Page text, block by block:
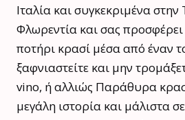
Ιταλία και συγκεκριμένα
Φλωρεντία και σας
ποτήρι κρασί μέσα από έναν
ξαφνιαστείτε και μην
vino, ή αλλιώς Παράθυρα
μεγάλη ιστορία και μάλιστα